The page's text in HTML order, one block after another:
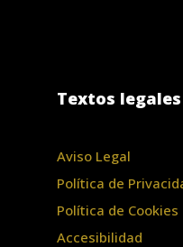
Textos legales
Aviso Legal
Política de
Política de Cookies
Accesibilidad